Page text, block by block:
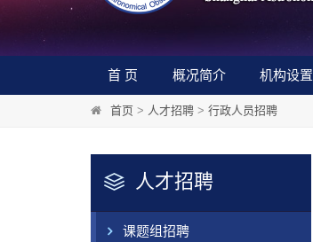
首 页 概况简介 机构设置
首页 > 人才招聘 > 行政人员招聘
人才招聘
课题组招聘